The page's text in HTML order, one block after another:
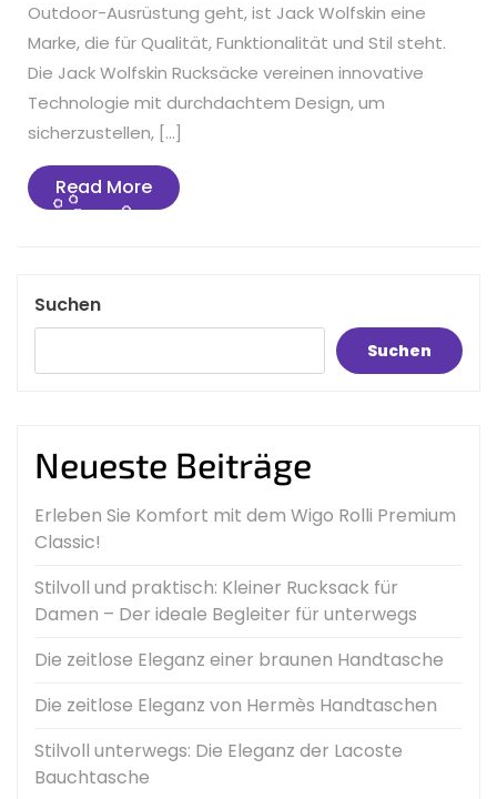
Outdoor-Ausrüstung geht, ist Jack Wolfskin eine
Marke, die für Qualität, Funktionalität und Stil steht.
Die Jack Wolfskin Rucksäcke vereinen innovative
Technologie mit durchdachtem Design, um
sicherzustellen, […]
Read MoreRead
More
Suchen
Suchen
Neueste Beiträge
Erleben Sie Komfort mit dem Wigo Rolli Premium
Classic!
Stilvoll und praktisch: Kleiner Rucksack für
Damen – Der ideale Begleiter für unterwegs
Die zeitlose Eleganz einer braunen Handtasche
Die zeitlose Eleganz von Hermès Handtaschen
Stilvoll unterwegs: Die Eleganz der Lacoste
Bauchtasche